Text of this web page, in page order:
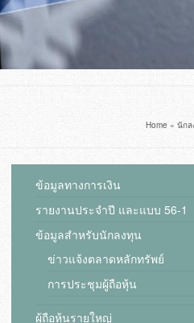
Home » นัก
ข้อมูลทางการเงิน
รายงานประจำปี และแบบ 56-1
ข้อมูลสำหรับนักลงทุน
ข่าวแจ้งตลาดหลักทรัพย์
การประชุมผู้ถือหุ้น
ผู้ถือหุ้นรายใหญ่